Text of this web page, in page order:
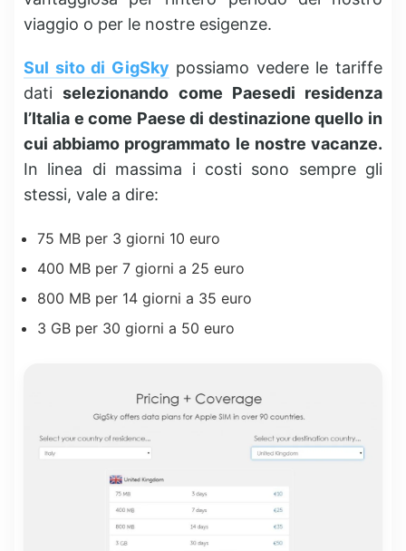
viaggio o per le nostre esigenze.
Sul sito di GigSky possiamo vedere le tariffe
datiselezionando come Paesedi residenza
l’Italia e come Paese di destinazione quello in
cui abbiamo programmato le nostre vacanze.
In linea di massima i costi sono sempre gli
stessi, vale a dire:
75 MB per 3 giorni 10 euro
400 MB per 7 giorni a 25 euro
800 MB per 14 giorni a 35 euro
3 GB per 30 giorni a 50 euro